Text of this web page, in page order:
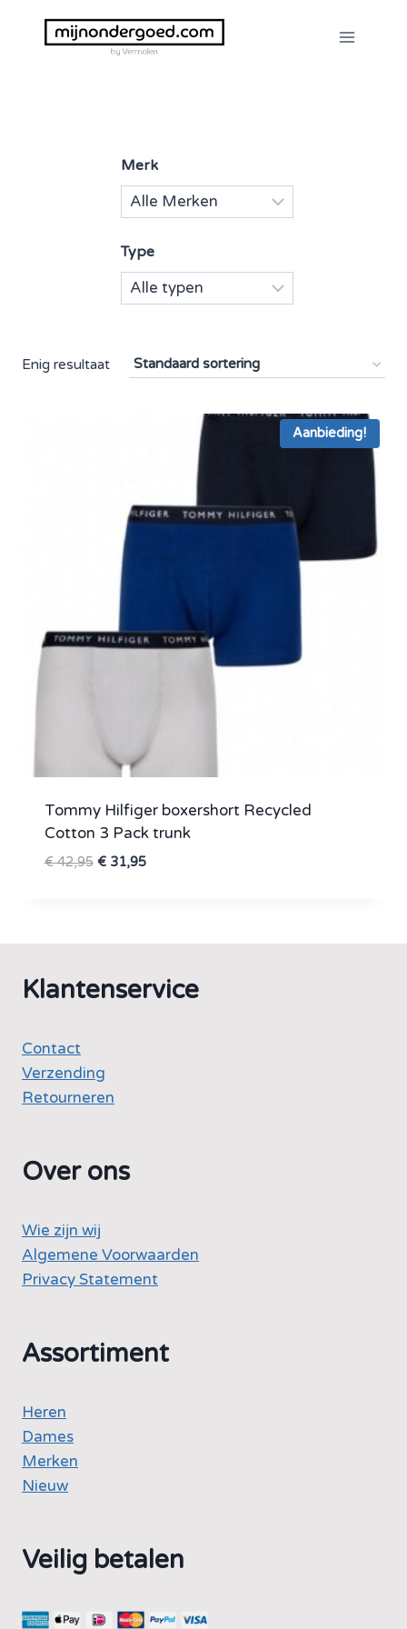
Enig resultaat
Aanbieding!
Tommy Hilfiger boxershort Recycled
Cotton 3 Pack trunk
€42,95 Oorspronkelijke
€31,95Huidige
Merk
Type
Klantenservice
Contact
Verzending
Retourneren
Over ons
Wie zijn wij
Algemene Voorwaarden
Privacy Statement
Assortiment
Heren
Dames
Merken
Nieuw
Veilig betalen